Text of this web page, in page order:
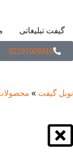
گیفت تبلیغاتی
02191009310
نوبل گیفت »